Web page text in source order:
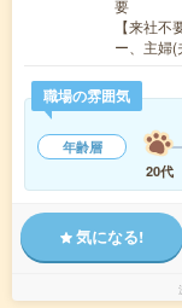
要
【来社
ー、主婦
職場の雰囲気
年齢層
20代
気になる!